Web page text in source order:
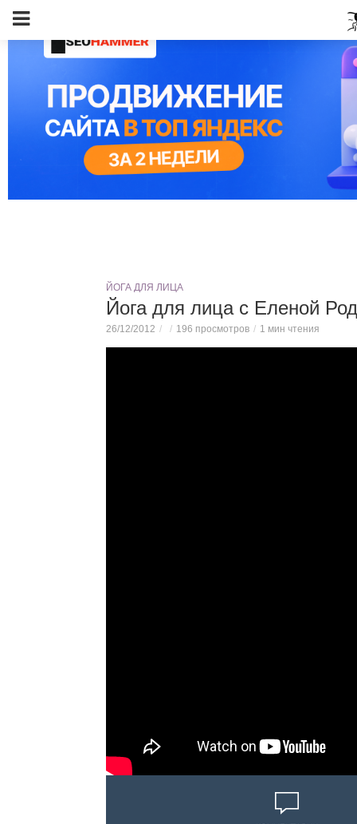
ЙОГА ДЛЯ ЛИЦА
Йога для лица с Еленой
26/12/2012 196 просмотров 1 мин чтения